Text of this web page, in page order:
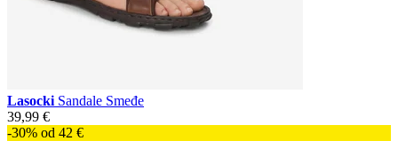
Lasocki Sandale Smeđe
39,99 €
-30% od 42 €